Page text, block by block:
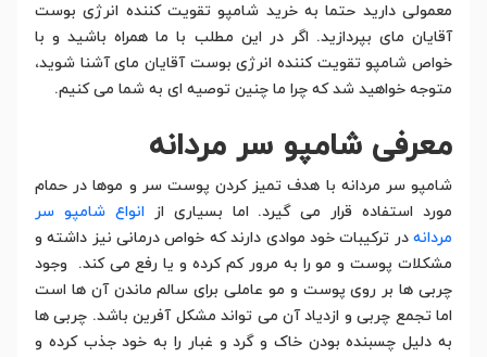
معمولی دارید حتما به خرید شامپو تقویت کننده انرژی بوست
آقایان مای بپردازید. اگر در این مطلب با ما همراه باشید و با
خواص شامپو تقویت کننده انرژی بوست آقایان مای آشنا شوید،
متوجه خواهید شد که چرا ما چنین توصیه ای به شما می کنیم.
معرفی شامپو سر مردانه
شامپو سر مردانه با هدف تمیز کردن پوست سر و موها در حمام
مورد استفاده قرار می گیرد. اما بسیاری از انواع شامپو سر
مردانه در ترکیبات خود موادی دارند که خواص درمانی نیز داشته و
مشکلات پوست و مو را به مرور کم کرده و یا رفع می کند. وجود
چربی ها بر روی پوست و مو عاملی برای سالم ماندن آن ها است
اما تجمع چربی و ازدیاد آن می تواند مشکل آفرین باشد. چربی ها
به دلیل چسبنده بودن خاک و گرد و غبار را به خود جذب کرده و